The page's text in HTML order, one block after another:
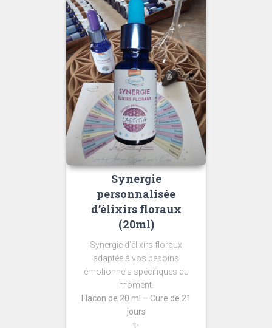
Synergie
personnalisée
d’élixirs floraux
(20ml)
Synergie d’élixirs floraux
adaptée à vos besoins
émotionnels spécifiques du
moment.
Flacon de 20 ml – Cure de 21
jours
✨